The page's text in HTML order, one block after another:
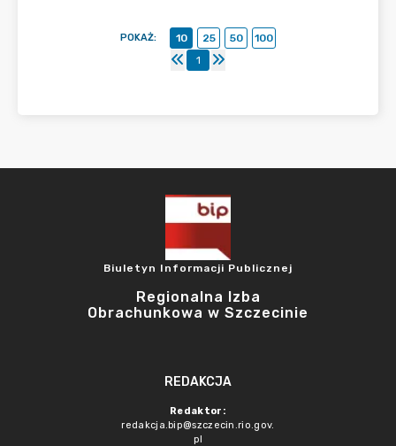
POKAŻ: 10 25 50
100
1
Biuletyn Informacji Publicznej
Regionalna Izba
Obrachunkowa w Szczecinie
REDAKCJA
Redaktor:
redakcja.bip@szczecin.rio.gov.
pl